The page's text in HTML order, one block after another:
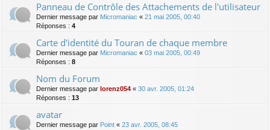
Panneau de Contrôle des Attachements de l'utilisateur
Dernier message par Micromaniac « 21 mai 2005, 00:40
Réponses : 4
Carte d'identité du Touran de chaque membre
Dernier message par Micromaniac « 03 mai 2005, 00:49
Réponses : 8
Nom du Forum
Dernier message par lorenz054 « 30 avr. 2005, 01:24
Réponses : 13
avatar
Dernier message par Point « 23 avr. 2005, 08:45